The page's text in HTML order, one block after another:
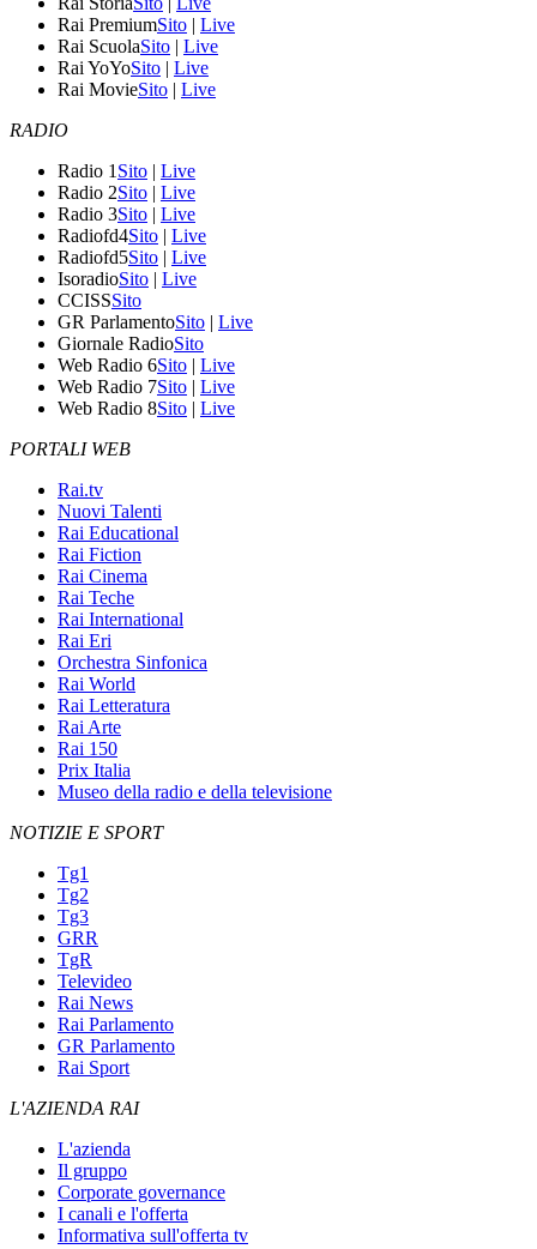
Rai PremiumSito | Live
Rai ScuolaSito | Live
Rai YoYoSito | Live
Rai MovieSito | Live
RADIO
Radio 1 Sito | Live
Radio 2Sito | Live
Radio 3Sito | Live
Radiofd4Sito | Live
Radiofd5Sito | Live
IsoradioSito | Live
CCISSSito
GR ParlamentoSito | Live
Giornale RadioSito
Web Radio 6Sito | Live
Web Radio 7Sito | Live
Web Radio 8Sito | Live
PORTALI WEB
Rai.tv
Nuovi Talenti
Rai Educational
Rai Fiction
Rai Cinema
Rai Teche
Rai International
Rai Eri
Orchestra Sinfonica
Rai World
Rai Letteratura
Rai Arte
Rai 150
Prix Italia
Museo della radio e della televisione
NOTIZIE E SPORT
Tg1
Tg2
Tg3
GRR
TgR
Televideo
Rai News
Rai Parlamento
GR Parlamento
Rai Sport
L'AZIENDA RAI
L'azienda
Il gruppo
Corporate governance
I canali e l'offerta
Informativa sull'offerta tv